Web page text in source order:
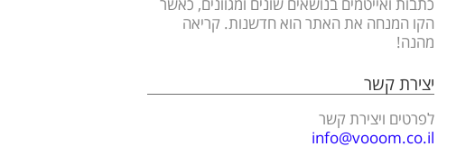
הקו המנחה את האתר הוא חדשנות. קריאה
מהנה!
יצירת קשר
לפרטים ויצירת קשר
info@vooom.co.il